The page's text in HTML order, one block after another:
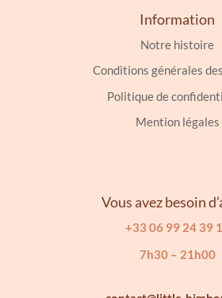
Information
Notre histoire
Conditions générales
Politique de
Mention légales
Vous avez besoin
+33 06 99 24 39
7h30 – 21h00